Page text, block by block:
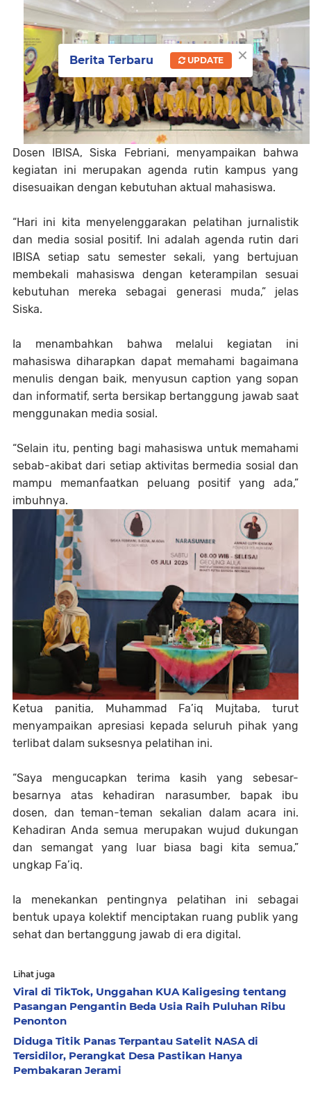
Dosen IBISA, Siska Febriani, menyampaikan bahwa
kegiatan ini merupakan agenda rutin kampus yang
disesuaikan dengan kebutuhan aktual mahasiswa.
“Hari ini kita menyelenggarakan pelatihan jurnalistik
dan media sosial positif. Ini adalah agenda rutin dari
IBISA setiap satu semester sekali, yang bertujuan
membekali mahasiswa dengan keterampilan sesuai
kebutuhan mereka sebagai generasi muda,” jelas
Siska.
Ia menambahkan bahwa melalui kegiatan ini
mahasiswa diharapkan dapat memahami bagaimana
menulis dengan baik, menyusun caption yang sopan
dan informatif, serta bersikap bertanggung jawab saat
menggunakan media sosial.
“Selain itu, penting bagi mahasiswa untuk memahami
sebab-akibat dari setiap aktivitas bermedia sosial dan
mampu memanfaatkan peluang positif yang ada,”
imbuhnya.
Ketua panitia, Muhammad Fa’iq Mujtaba, turut
menyampaikan apresiasi kepada seluruh pihak yang
terlibat dalam suksesnya pelatihan ini.
“Saya mengucapkan terima kasih yang sebesar-
besarnya atas kehadiran narasumber, bapak ibu
dosen, dan teman-teman sekalian dalam acara ini.
Kehadiran Anda semua merupakan wujud dukungan
dan semangat yang luar biasa bagi kita semua,”
ungkap Fa’iq.
Ia menekankan pentingnya pelatihan ini sebagai
bentuk upaya kolektif menciptakan ruang publik yang
sehat dan bertanggung jawab di era digital.
Lihat juga
Viral di TikTok, Unggahan KUA Kaligesing tentang
Pasangan Pengantin Beda Usia Raih Puluhan Ribu
Penonton
Diduga Titik Panas Terpantau Satelit NASA di
Tersidilor, Perangkat Desa Pastikan Hanya
Pembakaran Jerami
×
Berita Terbaru UPDATE